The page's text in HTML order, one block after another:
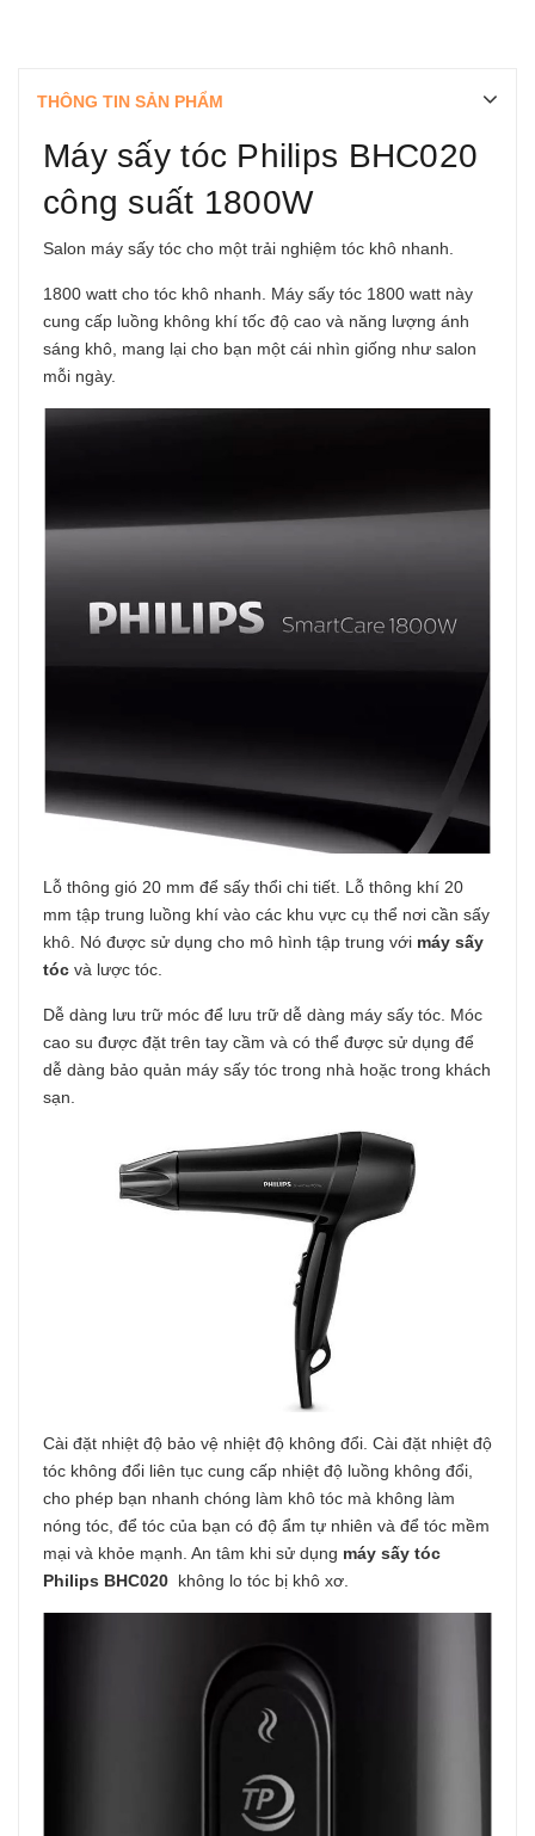
THÔNG TIN SẢN PHẨM
Máy sấy tóc Philips BHC020
công suất 1800W
Salon máy sấy tóc cho một trải nghiệm tóc khô nhanh.
1800 watt cho tóc khô nhanh. Máy sấy tóc 1800 watt này
cung cấp luồng không khí tốc độ cao và năng lượng ánh
sáng khô, mang lại cho bạn một cái nhìn giống như salon
mỗi ngày.
Lỗ thông gió 20 mm để sấy thổi chi tiết. Lỗ thông khí 20
mm tập trung luồng khí vào các khu vực cụ thể nơi cần sấy
khô. Nó được sử dụng cho mô hình tập trung với máy sấy
tóc và lược tóc.
Dễ dàng lưu trữ móc để lưu trữ dễ dàng máy sấy tóc. Móc
cao su được đặt trên tay cầm và có thể được sử dụng để
dễ dàng bảo quản máy sấy tóc trong nhà hoặc trong khách
sạn.
Cài đặt nhiệt độ bảo vệ nhiệt độ không đổi. Cài đặt nhiệt độ
tóc không đổi liên tục cung cấp nhiệt độ luồng không đổi,
cho phép bạn nhanh chóng làm khô tóc mà không làm
nóng tóc, để tóc của bạn có độ ẩm tự nhiên và để tóc mềm
mại và khỏe mạnh. An tâm khi sử dụng máy sấy tóc
Philips BHC020 không lo tóc bị khô xơ.